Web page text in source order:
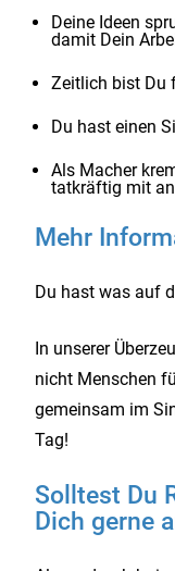
Deine Ideen
damit Dein
Zeitlich bist Du
Du hast einen
Als Macher
tatkräftig mit an
Mehr
Du hast was auf
In unserer
nicht Menschen
gemeinsam im
Tag!
Solltest Du
Dich gerne